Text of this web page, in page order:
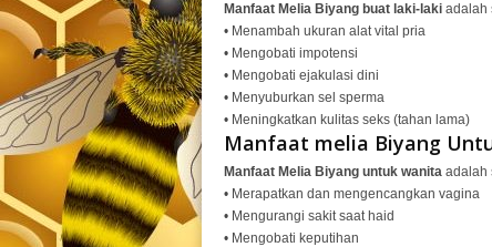
Manfaat Melia Biyang buat laki-laki adalah
• Menambah ukuran alat vital pria
• Mengobati impotensi
• Mengobati ejakulasi dini
• Menyuburkan sel sperma
• Meningkatkan kulitas seks (tahan lama)
Manfaat melia Biyang
Manfaat Melia Biyang untuk wanita adalah
• Merapatkan dan mengencangkan vagina
• Mengurangi sakit saat haid
• Mengobati keputihan